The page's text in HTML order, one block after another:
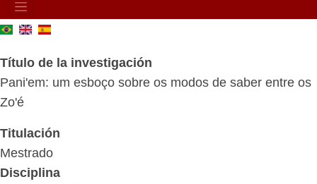
MAIN
NAVIGATION
Título de la investigación
Pani'em: um esboço sobre os modos de saber entre os
Zo'é
Titulación
Mestrado
Disciplina